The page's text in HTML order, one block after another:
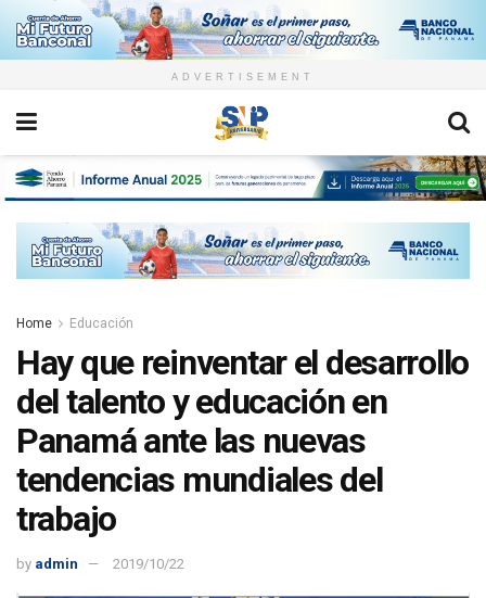
ADVERTISEMENT
Home Educación
Hay que reinventar el desarrollo
del talento y educación en
Panamá ante las nuevas
tendencias mundiales del
trabajo
by admin 2019/10/22